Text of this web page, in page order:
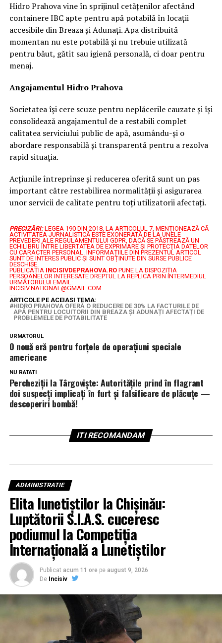
Hidro Prahova vine în sprijinul cetățenilor afectând
containere IBC apte pentru apă potabilă în locații
accesibile din Breaza și Adunați. Apa distribuită
momentan nu este potabilă și nu trebuie utilizată
pentru băut, gătit sau igienă personală, ci doar pentru
menaj.
Angajamentul Hidro Prahova
Societatea își cere scuze pentru neplăcerile cauzate și își
consolidează angajamentul de a restabili complet
calitatea serviciului public de apă, asumându-și o
abordare responsabilă și transparentă pentru a rezolva
rapid situația.
Acțiunile întreprinse și reducerea oferită sunt un pas
important către restabilirea normalității și asigurarea
unor servicii de calitate pentru toți utilizatorii afectați.
PRECIZĂRI: LEGEA 190 DIN 2018, LA ARTICOLUL 7, MENŢIONEAZĂ CĂ
ACTIVITATEA JURNALISTICĂ ESTE EXONERATĂ DE LA UNELE
PREVEDERI ALE REGULAMENTULUI GDPR, DACĂ SE PĂSTREAZĂ UN
ECHILIBRU ÎNTRE LIBERTATEA DE EXPRIMARE ŞI PROTECŢIA DATELOR
CU CARACTER PERSONAL. INFORMAȚIILE DIN PREZENTUL ARTICOL
SUNT DE INTERES PUBLIC ȘI SUNT OBȚINUTE DIN SURSE PUBLICE
DESCHISE.
PUBLICAȚIA INCISIVDEPRAHOVA.ROPUNE LA DISPOZIȚIA
PERSOANELOR INTERESATE DREPTUL LA REPLICA PRIN INTERMEDIUL
URMĂTORULUI EMAIL:
INCISIV.NATIONAL@GMAIL.COM
.....
ARTICOLE PE ACEIASI TEMA:
HIDRO PRAHOVA OFERĂ O REDUCERE DE 30% LA FACTURILE DE
APĂ PENTRU LOCUITORII DIN BREAZA ȘI ADUNAȚI AFECTAȚI DE
PROBLEMELE DE POTABILITATE
URMATORUL
O nouă eră pentru forțele de operațiuni speciale
americane
NU RATATI
Percheziții la Târgoviște: Autoritățile prind în flagrant
doi suspecți implicați în furt și falsificare de plăcuțe —
descoperiri bombă!
ITI RECOMANDAM
ADMINISTRATIE
Elita lunetiștilor la Chișinău:
Luptătorii S.I.A.S. cuceresc
podiumul la Competiția
Internațională a Lunetiștilor
Publicat acum 11 ore pe august 9, 2026
De Incisiv